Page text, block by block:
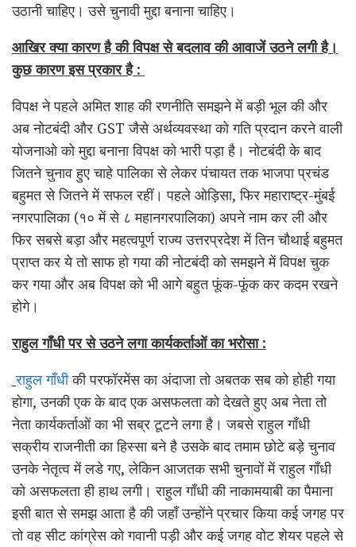
उठानी चाहिए। उसे चुनावी मुद्दा बनाना चाहिए।
आखिर क्या कारण है की विपक्ष से बदलाव की आवाजें उठने लगी है।
कुछ कारण इस प्रकार है :
विपक्ष ने पहले अमित शाह की रणनीति समझने में बड़ी भूल की और
अब नोटबंदी और GST जैसे अर्थव्यवस्था को गति प्रदान करने वाली
योजनाओ को मुद्दा बनाना विपक्ष को भारी पड़ा है। नोटबंदी के बाद
जितने चुनाव हुए चाहे पालिका से लेकर पंचायत तक भाजपा प्रचंड
बहुमत से जितने में सफल रहीं। पहले ओड़िसा, फिर महाराष्ट्र-मुंबई
नगरपालिका (१० में से ८ महानगरपालिका) अपने नाम कर ली और
फिर सबसे बड़ा और महत्वपूर्ण राज्य उत्तरप्रदेश में तिन चौथाई बहुमत
प्राप्त कर ये तो साफ हो गया की नोटबंदी को समझने में विपक्ष चुक
कर गया और अब विपक्ष को भी आगे बहुत फूंक-फूंक कर कदम रखने
होगे।
राहुल गाँधी पर से उठने लगा कार्यकर्ताओं का भरोसा :
राहुल गाँधीकी परफॉरमेंस का अंदाजा तो अबतक सब को होही गया
होगा, उनकी एक के बाद एक असफलता को देखते हुए अब नेता तो
नेता कार्यकर्ताओं का भी सब्र टूटने लगा है। जबसे राहुल गाँधी
सक्रीय राजनीती का हिस्सा बने है उसके बाद तमाम छोटे बड़े चुनाव
उनके नेतृत्व में लडे गए, लेकिन आजतक सभी चुनावों में राहुल गाँधी
को असफलता ही हाथ लगी। राहुल गाँधी की नाकामयाबी का पैमाना
इसी बात से समझ आता है की जहाँ उन्होंने प्रचार किया कई जगह पर
तो वह सीट कांग्रेस को गवानी पड़ी और कई जगह वोट शेयर पहले से